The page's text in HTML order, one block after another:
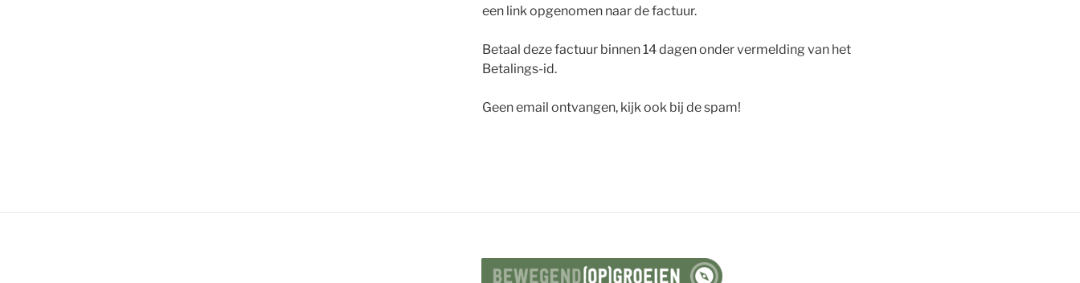
een link opgenomen naar de factuur.
Betaal deze factuur binnen 14 dagen onder vermelding van het
Betalings-id.
Geen email ontvangen, kijk ook bij de spam!